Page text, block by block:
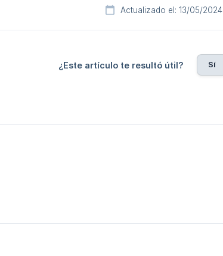
Actualizado el: 13/05/2024
¿Este artículo te resultó útil? Sí